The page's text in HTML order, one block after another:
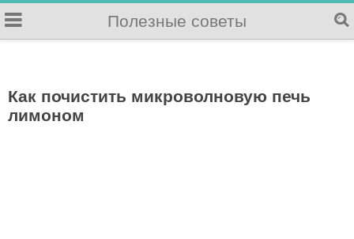
Полезные советы
Как почистить микроволновую печь
лимоном